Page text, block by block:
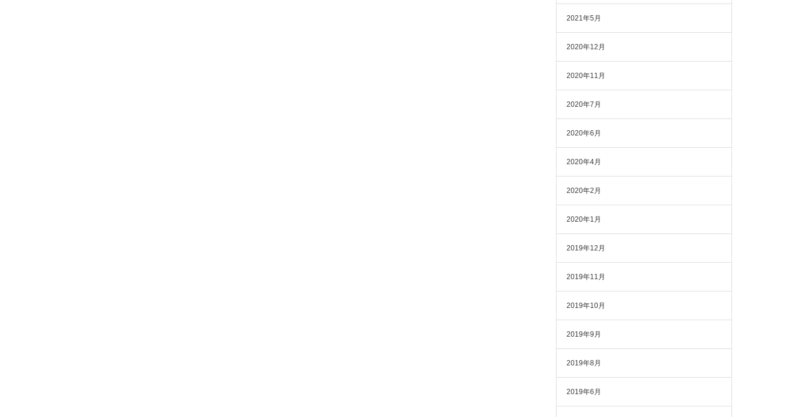
2021年5月
2020年12月
2020年11月
2020年7月
2020年6月
2020年4月
2020年2月
2020年1月
2019年12月
2019年11月
2019年10月
2019年9月
2019年8月
2019年6月